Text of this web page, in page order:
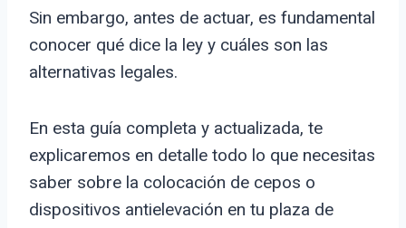
Sin embargo, antes de actuar, es fundamental
conocer qué dice la ley y cuáles son las
alternativas legales.
En esta guía completa y actualizada, te
explicaremos en detalle todo lo que necesitas
saber sobre la colocación de cepos o
dispositivos antielevación en tu plaza de